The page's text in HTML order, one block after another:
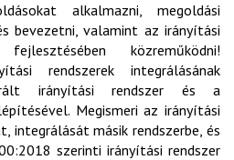
alkalmazni, megoldási
bevezetni, valamint az irányítási
közreműködni!
rendszerek integrálásának
irányítási rendszer és a
Megismeri az irányítási
integrálását másik rendszerbe, és
szerinti irányítási rendszer